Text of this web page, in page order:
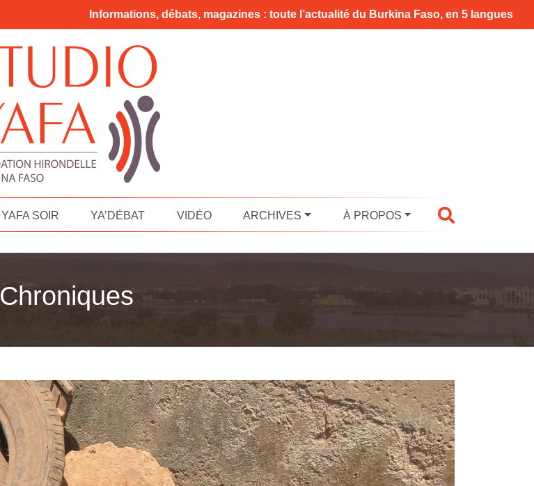
Informations, débats, magazines : toute l’actualité du Burkina Faso, en 5 langues
YAFA SOIR YA’DÉBAT VIDÉO ARCHIVES À PROPOS
Chroniques